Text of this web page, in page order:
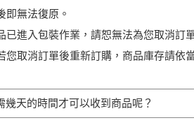
無法復原。
進入包裝作業，請恕無法為您取消訂
取消訂單後重新訂購，商品庫存請依
幾天的時間才可以收到商品呢？